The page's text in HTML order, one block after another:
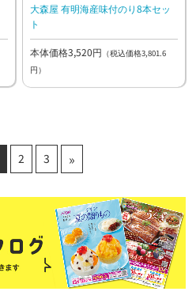
大森屋 有明海産味付のり8本セッ
ト
本体価格3,520円 （税込価格3,801.6
円）
2 3 »